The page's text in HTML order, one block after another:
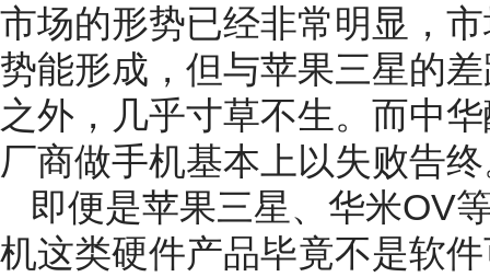
市场的形势已经非常明显，
势能形成，但与苹果三星的
之外，几乎寸草不生。而中
厂商做手机基本上以失败告
即便是苹果三星、华米OV
机这类硬件产品毕竟不是软